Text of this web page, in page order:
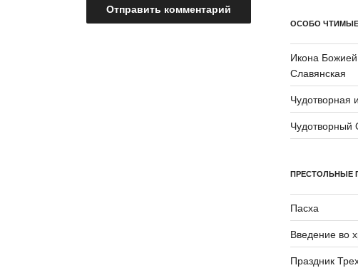
ОСОБО
Икона
Славянская
Чудотворная
Чудотворный
ПРЕСТОЛЬНЫЕ
Пасха
Введение во
Праздник